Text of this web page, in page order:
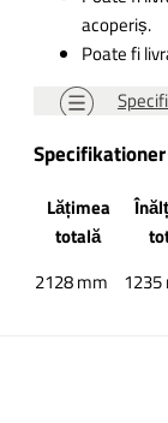
acoperiș.
Poate fi
Specifikationer
Lățimea
totală
2128 mm 1235